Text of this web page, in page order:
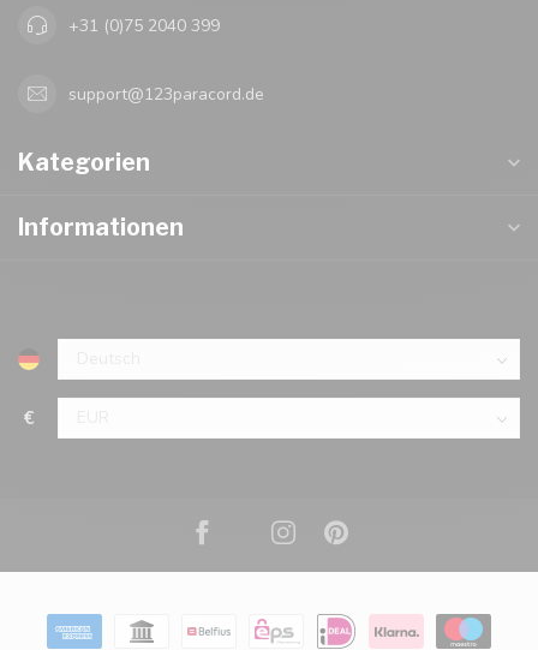
+31 (0)75 2040 399
support@123paracord.de
Kategorien
Informationen
€